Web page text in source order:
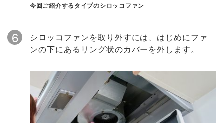
今回ご紹介するタイプのシロッコファン
6
シロッコファンを取り外すには、はじめにファ
ンの下にあるリング状のカバーを外します。